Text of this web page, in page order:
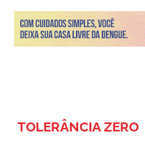
TOLERÂNCIA ZERO